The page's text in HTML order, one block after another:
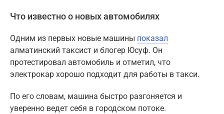
Что известно о новых автомобилях
Одним из первых новые машины показал
алматинский таксист и блогер Юсуф. Он
протестировал автомобиль и отметил, что
электрокар хорошо подходит для работы в такси.
По его словам, машина быстро разгоняется и
уверенно ведет себя в городском потоке.